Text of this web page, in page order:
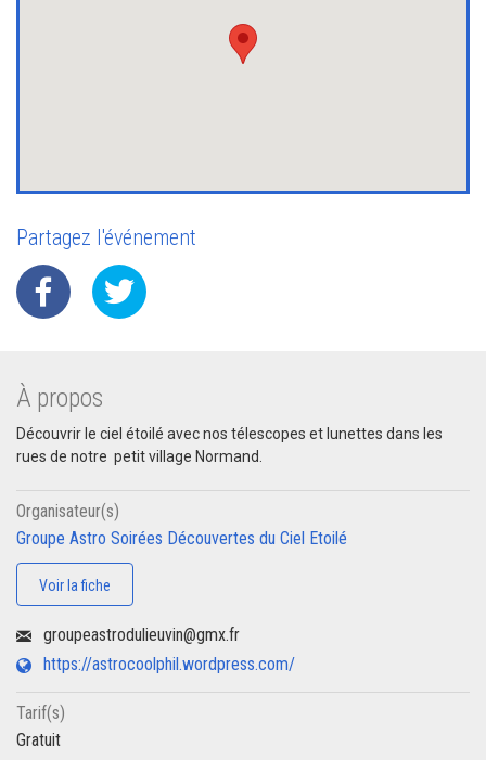
Partagez l'événement
À propos
Découvrir le ciel étoilé avec nos télescopes et lunettes dans les
rues de notre petit village Normand.
Organisateur(s)
Groupe Astro Soirées Découvertes du Ciel Etoilé
Voir la fiche
groupeastrodulieuvin@gmx.fr
https://astrocoolphil.wordpress.com/
Tarif(s)
Gratuit